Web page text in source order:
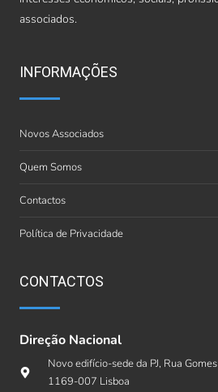
associados.
INFORMAÇÕES
Novos Associados
Quem Somos
Contactos
Política de Privacidade
CONTACTOS
Direção Nacional
Novo edifício-sede da PJ, Rua
1169-007 Lisboa